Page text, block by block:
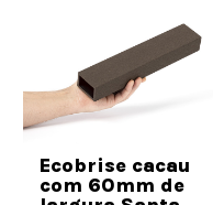
Ecobrise cacau
com 60mm de